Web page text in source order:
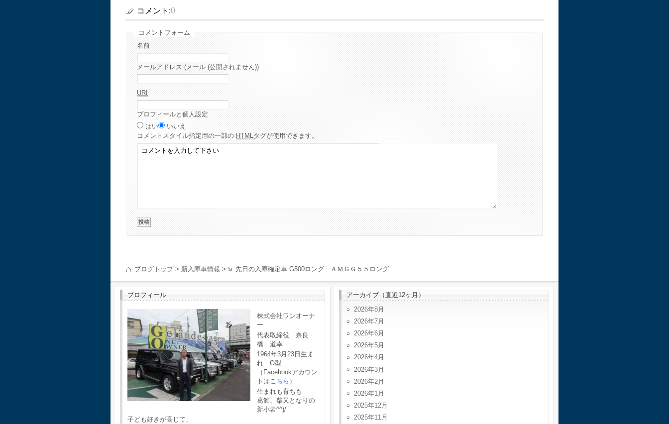
コメント:0
コメントフォーム
名前
メールアドレス (メール (公開されません))
URI
プロフィールと個人設定
はい
いいえ
コメント スタイル指定用の一部の HTMLタグが使用できます。
ブログトップ> 新入庫車情報 > 先日の入庫確定車 G500ロング ＡＭＧＧ５５ロング
プロフィール
株式会社ワンオーナ
ー
代表取締役 奈良
橋 道幸
1964年3月23日生ま
れ O型
（Facebookアカウン
トはこちら ）
生まれも育ちも
葛飾、柴又となりの
新小岩^^)/
子ども好きが高じて、
アーカイブ（直近12ヶ月）
2026年8月
2026年7月
2026年6月
2026年5月
2026年4月
2026年3月
2026年2月
2026年1月
2025年12月
2025年11月